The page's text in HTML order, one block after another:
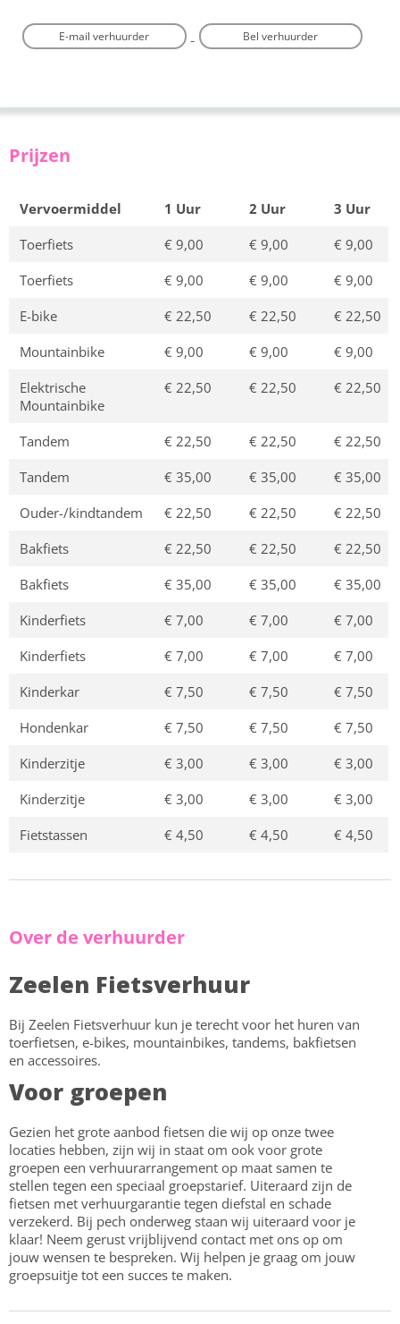
E-mail verhuurder Bel verhuurder
Prijzen
Vervoermiddel 1 Uur 2 Uur
3 Uur
Toerfiets
€ 9,00 € 9,00
€ 9,00
Toerfiets
€ 9,00 € 9,00
€ 9,00
E-bike
€ 22,50 € 22,50
€ 22,50
Mountainbike
€ 9,00 € 9,00
€ 9,00
Elektrische
Mountainbike
€ 22,50 € 22,50 € 22,50
Tandem € 22,50 € 22,50
€ 22,50
Tandem
€ 35,00 € 35,00
€ 35,00
Ouder-/kindtandem
€ 22,50 € 22,50
€ 22,50
Bakfiets
€ 22,50 € 22,50
€ 22,50
Bakfiets
€ 35,00 € 35,00
€ 35,00
Kinderfiets
€ 7,00 € 7,00
€ 7,00
Kinderfiets
€ 7,00 € 7,00
€ 7,00
Kinderkar
€ 7,50 € 7,50
€ 7,50
Hondenkar
€ 7,50 € 7,50
€ 7,50
Kinderzitje
€ 3,00 € 3,00
€ 3,00
Kinderzitje
€ 3,00 € 3,00
€ 3,00
Fietstassen
€ 4,50 € 4,50 € 4,50
Over de verhuurder
Zeelen Fietsverhuur
Bij Zeelen Fietsverhuur kun je terecht voor het huren van
toerfietsen, e-bikes, mountainbikes, tandems, bakfietsen
en accessoires.
Voor groepen
Gezien het grote aanbod fietsen die wij op onze twee
locaties hebben, zijn wij in staat om ook voor grote
groepen een verhuurarrangement op maat samen te
stellen tegen een speciaal groepstarief. Uiteraard zijn de
fietsen met verhuurgarantie tegen diefstal en schade
verzekerd. Bij pech onderweg staan wij uiteraard voor je
klaar! Neem gerust vrijblijvend contact met ons op om
jouw wensen te bespreken. Wij helpen je graag om jouw
groepsuitje tot een succes te maken.